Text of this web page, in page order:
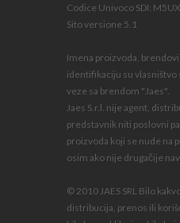
Codice Univoco SDI:
Sito versione 5.1
Imena proizvoda,
identifikaciju su vlasništvo
veze sa brendom "Jaes".
Jaes S.r.l. nije agent,
predstavnik niti poslovni
proizvoda koji se nude na
osim ako nije drugačije
© 2010 JAES SRL Bilo
distribucija, prenos ili